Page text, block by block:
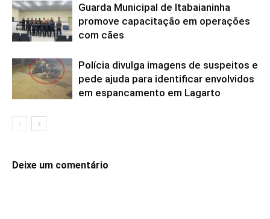
Guarda Municipal de Itabaianinha
promove capacitação em operações
com cães
Polícia divulga imagens de suspeitos e
pede ajuda para identificar envolvidos
em espancamento em Lagarto
Deixe um comentário